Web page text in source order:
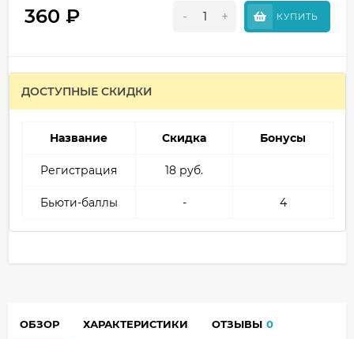
360 ₽ - + КУПИТЬ
ДОСТУПНЫЕ СКИДКИ
Название Скидка Бонусы
Регистрация 18 руб.
Бьюти-баллы - 4
ОБЗОР ХАРАКТЕРИСТИКИ ОТЗЫВЫ 0